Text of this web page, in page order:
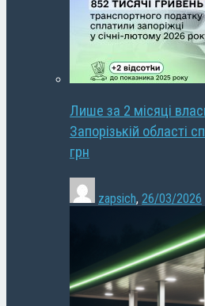
Лише за 2 місяці
Запорізькій області
грн
zapsich, 26/03/2026